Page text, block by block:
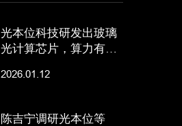
光本位科技研发出玻璃
光计算芯片，算力有望
2026.01.12
陈吉宁调研光本位等